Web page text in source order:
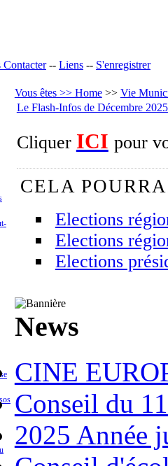
Contacter-- Liens -- S'enregistrer
Vous êtes >> Home>> Vie
Le Flash-Infos de Décembre
Cliquer ICI pour
CELA
Elections
Elections
Elections
News
CINE
Conseil du
2025 Année